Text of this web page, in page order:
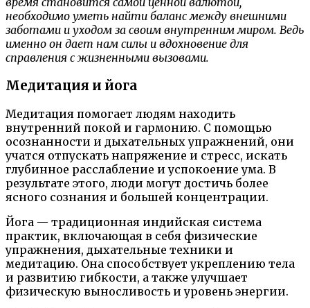
необходимо уметь найти баланс между внешними
заботами и уходом за своим внутренним миром. Ведь
именно он дает нам силы и вдохновение для
справления с жизненными вызовами.
Медитация и йога
Медитация помогает людям находить
внутренний покой и гармонию. С помощью
осознанности и дыхательных упражнений, они
учатся отпускать напряжение и стресс, искать
глубинное расслабление и успокоение ума. В
результате этого, люди могут достичь более
ясного сознания и большей концентрации.
Йога — традиционная индийская система
практик, включающая в себя физические
упражнения, дыхательные техники и
медитацию. Она способствует укреплению тела
и развитию гибкости, а также улучшает
физическую выносливость и уровень энергии.